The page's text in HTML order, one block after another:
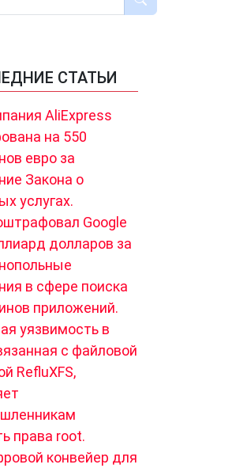
СТАТЬИ
AliExpress
на 550
евро за
Закона о
услугах.
Google
долларов за
в сфере поиска
приложений.
уязвимость в
с файловой
RefluXFS,
права root.
конвейер для